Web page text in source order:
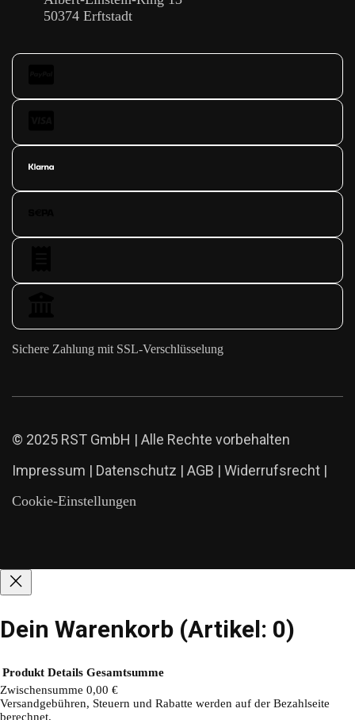
50374 Erftstadt
Sichere Zahlung mit SSL-Verschlüsselung
© 2025 RST GmbH | Alle Rechte vorbehalten
Impressum | Datenschutz | AGB | Widerrufsrecht |
Cookie-Einstellungen
Dein Warenkorb (Artikel: 0)
Produkte
Produkt Details Gesamtsumme
Zwischensumme 0,00 €
Versandgebühren, Steuern und Rabatte werden auf der Bezahlseite
berechnet.